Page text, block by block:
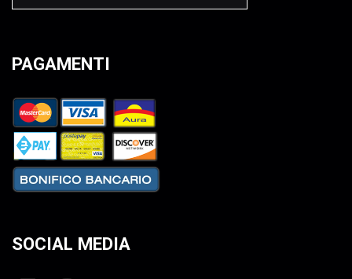
PAGAMENTI
SOCIAL MEDIA